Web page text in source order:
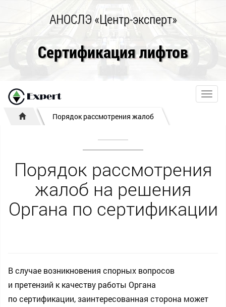
АНОСЛЭ «Центр-эксперт»
Сертификация лифтов
Порядок рассмотрения жалоб
Порядок рассмотрения
жалоб на решения
Органа по сертификации
В случае возникновения спорных вопросов
и претензий к качеству работы Органа
по сертификации, заинтересованная сторона может